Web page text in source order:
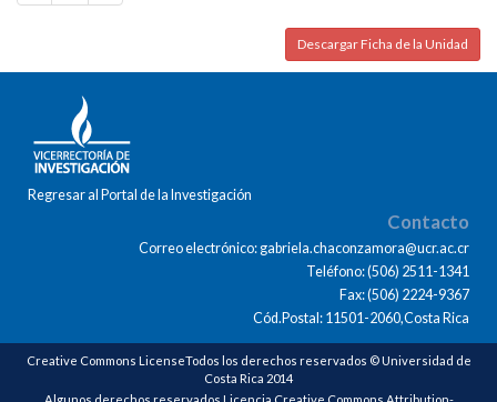
Descargar Ficha de la Unidad
Regresar al Portal de la Investigación
Contacto
Correo electrónico: gabriela.chaconzamora@ucr.ac.cr
Teléfono: (506) 2511-1341
Fax: (506) 2224-9367
Cód.Postal: 11501-2060,Costa Rica
Creative Commons LicenseTodos los derechos reservados © Universidad de
Costa Rica 2014